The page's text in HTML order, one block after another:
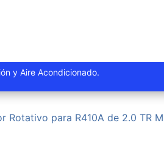
en Refrigeración y Aire
Rotativo para R410A de 2.0 TR